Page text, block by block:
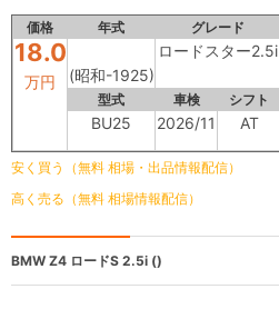
価格 年式 グレード
18.0
万円 (昭和-1925)
ロードスター2.5i
型式 車検 シフト
BU25 2026/11 AT
安く買う（無料 相場・出品情報配信）
高く売る（無料 相場情報配信）
BMW Z4 ロードS 2.5i ()